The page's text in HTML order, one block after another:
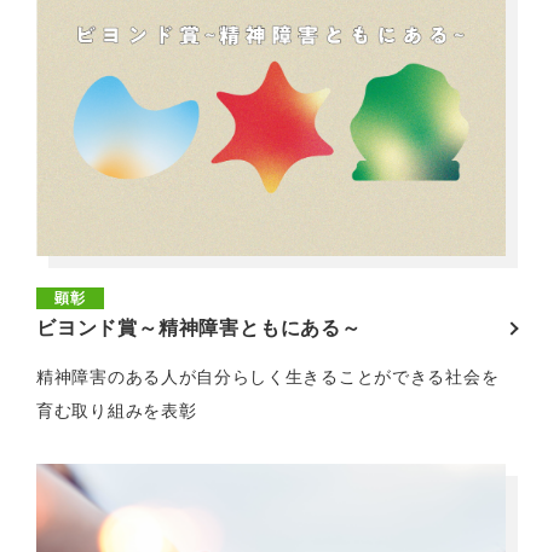
顕彰
ビヨンド賞～精神障害ともにある～
精神障害のある人が自分らしく生きることができる社会を
育む取り組みを表彰